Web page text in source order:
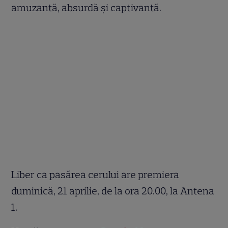
amuzantă, absurdă și captivantă.
Liber ca pasărea cerului are premiera
duminică, 21 aprilie, de la ora 20.00, la Antena
1.